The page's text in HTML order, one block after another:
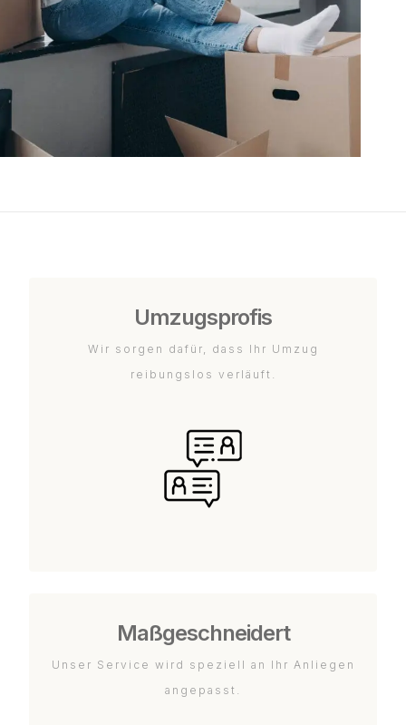
Umzugsprofis
Wir sorgen dafür, dass Ihr Umzug
reibungslos verläuft.
Maßgeschneidert
Unser Service wird speziell an Ihr Anliegen
angepasst.